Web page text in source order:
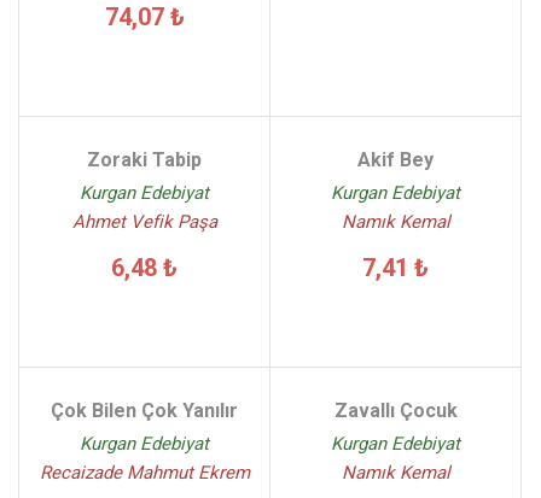
74,07 ₺
Zoraki Tabip
Kurgan Edebiyat
Ahmet Vefik Paşa
6,48 ₺
Akif Bey
Kurgan Edebiyat
Namık Kemal
7,41 ₺
Çok Bilen Çok Yanılır
Kurgan Edebiyat
Recaizade Mahmut Ekrem
Zavallı Çocuk
Kurgan Edebiyat
Namık Kemal